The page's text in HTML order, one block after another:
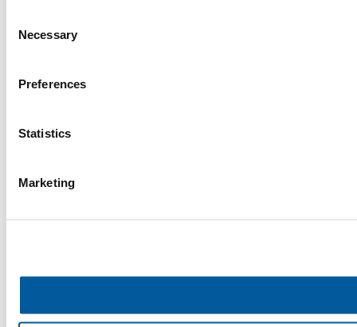
Selection
Necessary
Preferences
Statistics
Marketing